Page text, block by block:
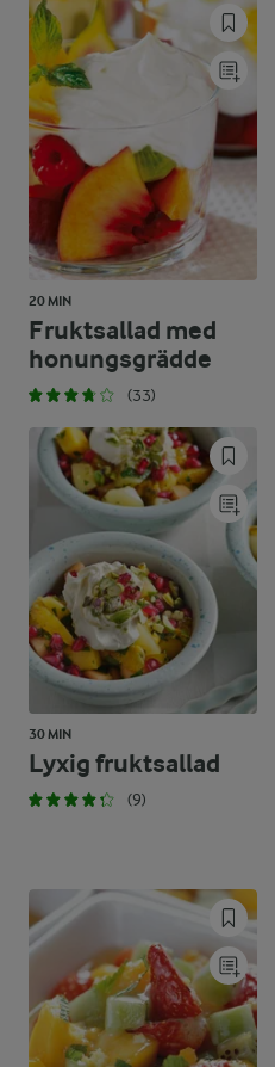
20 MIN
Fruktsallad med
honungsgrädde
(33)
30 MIN
Lyxig fruktsallad
(9)